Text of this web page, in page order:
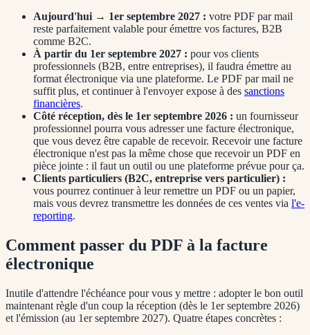
Aujourd'hui → 1er septembre 2027 : votre PDF par mail
reste parfaitement valable pour émettre vos factures, B2B
comme B2C.
À partir du 1er septembre 2027 : pour vos clients
professionnels (B2B, entre entreprises), il faudra émettre au
format électronique via une plateforme. Le PDF par mail ne
suffit plus, et continuer à l'envoyer expose à des sanctions
financières.
Côté réception, dès le 1er septembre 2026 : un fournisseur
professionnel pourra vous adresser une facture électronique,
que vous devez être capable de recevoir. Recevoir une facture
électronique n'est pas la même chose que recevoir un PDF en
pièce jointe : il faut un outil ou une plateforme prévue pour ça.
Clients particuliers (B2C, entreprise vers particulier) :
vous pourrez continuer à leur remettre un PDF ou un papier,
mais vous devrez transmettre les données de ces ventes via l'e-
reporting.
Comment passer du PDF à la facture
électronique
Inutile d'attendre l'échéance pour vous y mettre : adopter le bon outil
maintenant règle d'un coup la réception (dès le 1er septembre 2026)
et l'émission (au 1er septembre 2027). Quatre étapes concrètes :